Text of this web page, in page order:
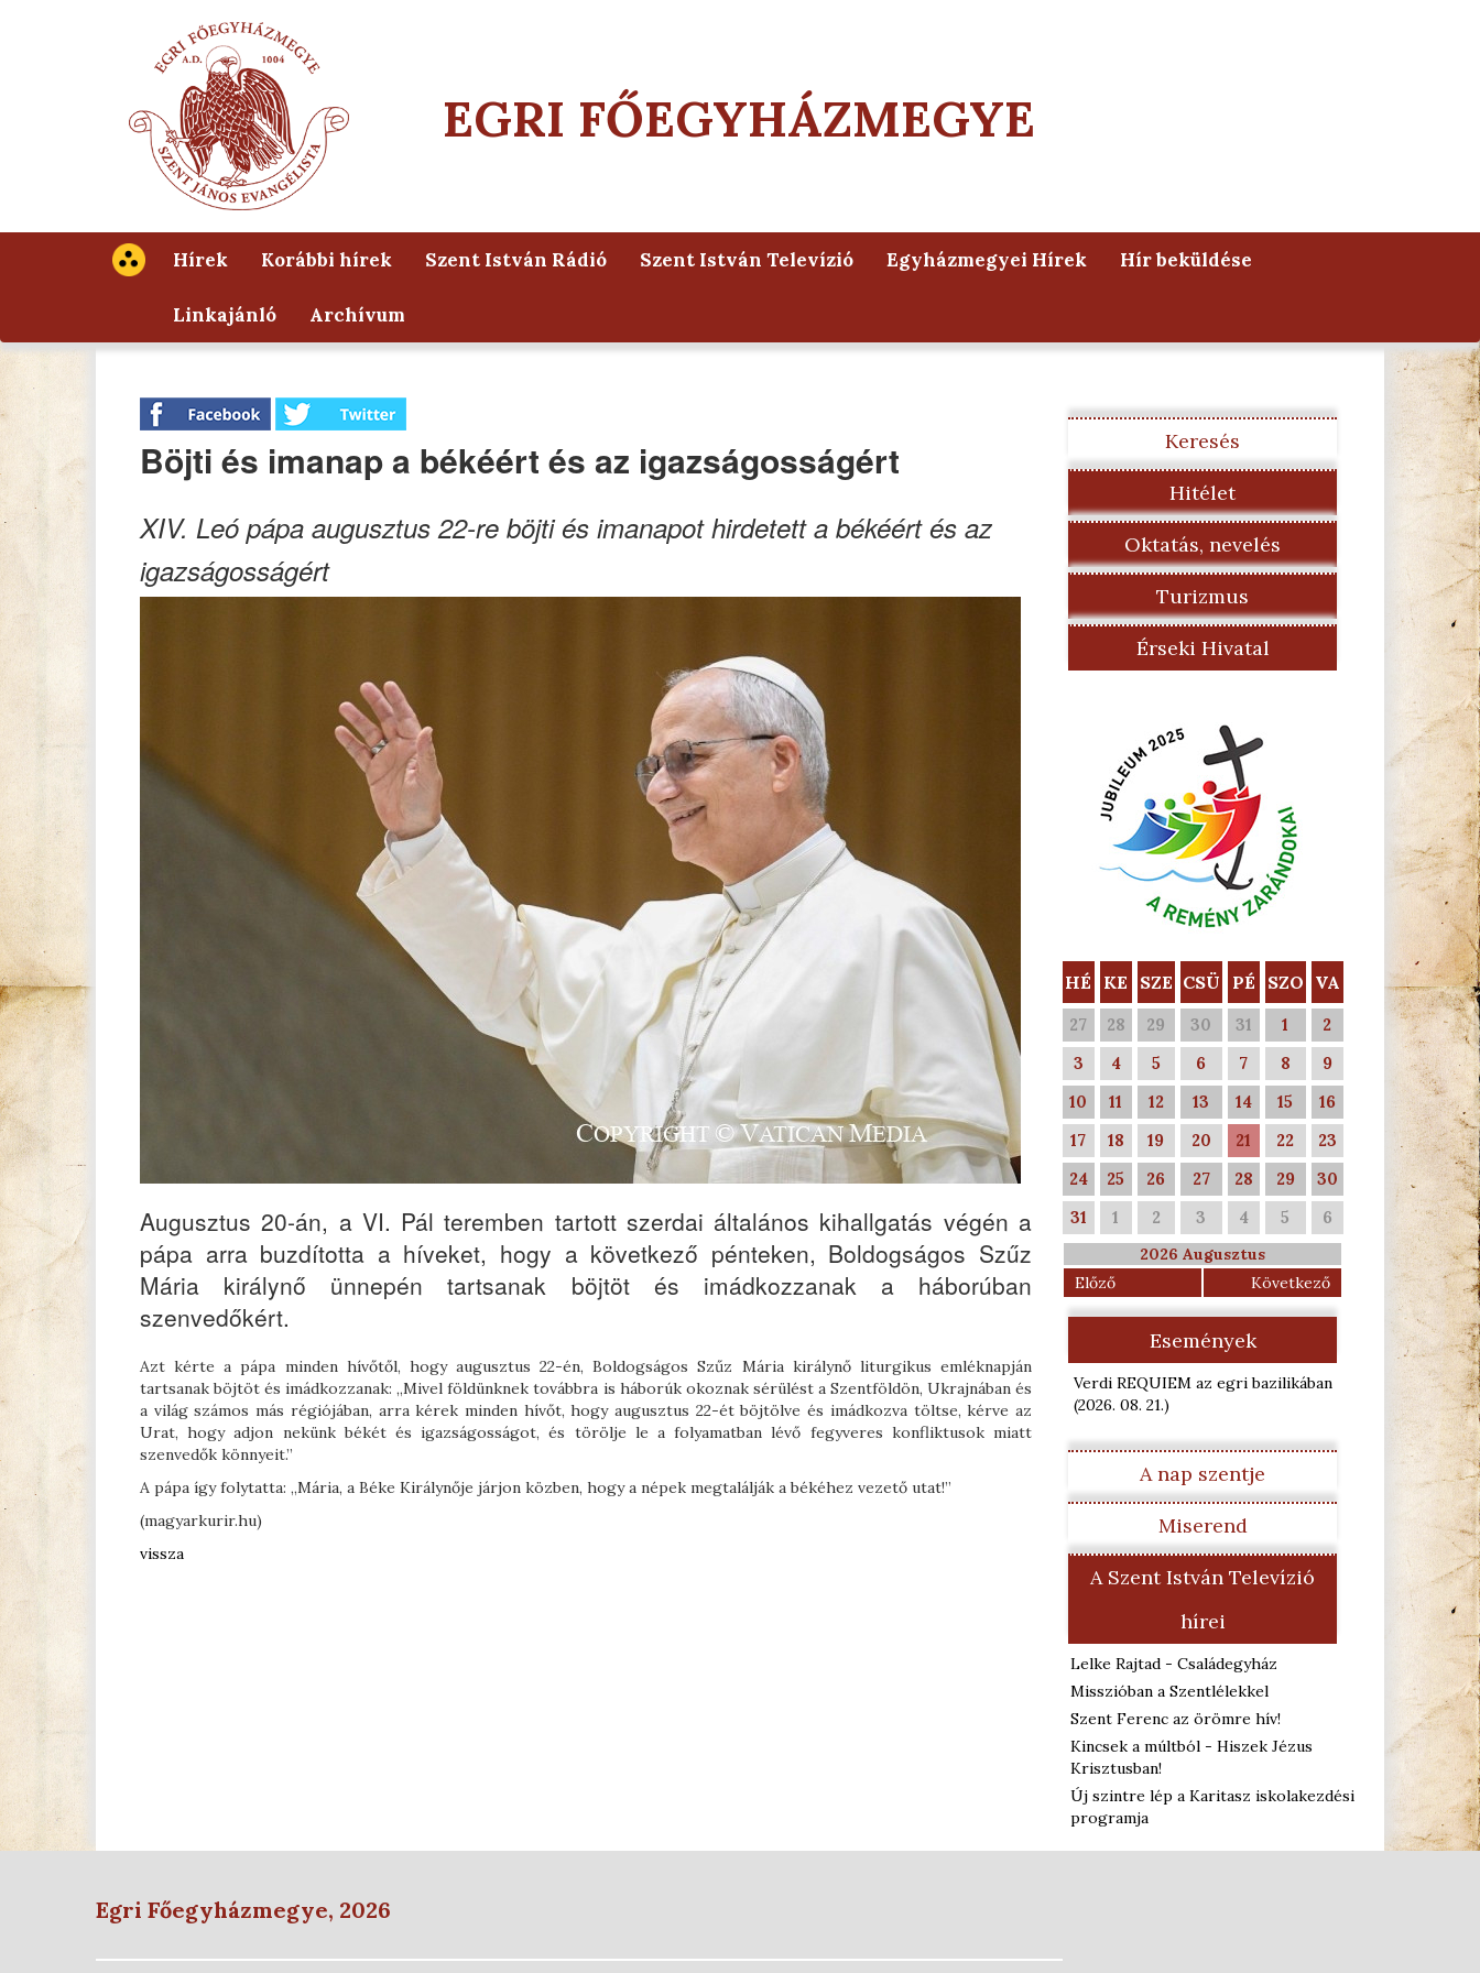
EGRI FŐEGYHÁZMEGYE
Hírek Korábbi hírek Szent István Rádió Szent István Televízió Egyházmegyei Hírek Hír beküldése
Linkajánló Archívum
Böjti és imanap a békéért és az igazságosságért
XIV. Leó pápa augusztus 22-re böjti és imanapot hirdetett a békéért és az
igazságosságért
Augusztus 20-án, a VI. Pál teremben tartott szerdai általános kihallgatás végén a
pápa arra buzdította a híveket, hogy a következő pénteken, Boldogságos Szűz
Mária királynő ünnepén tartsanak böjtöt és imádkozzanak a háborúban
szenvedőkért.
Azt kérte a pápa minden hívőtől, hogy augusztus 22-én, Boldogságos Szűz Mária királynő liturgikus emléknapján
tartsanak böjtöt és imádkozzanak: „Mivel földünknek továbbra is háborúk okoznak sérülést a Szentföldön, Ukrajnában és
a világ számos más régiójában, arra kérek minden hívőt, hogy augusztus 22-ét böjtölve és imádkozva töltse, kérve az
Urat, hogy adjon nekünk békét és igazságosságot, és törölje le a folyamatban lévő fegyveres konfliktusok miatt
szenvedők könnyeit.”
A pápa így folytatta: „Mária, a Béke Királynője járjon közben, hogy a népek megtalálják a békéhez vezető utat!”
(magyarkurir.hu)
vissza
Keresés
Hitélet
Oktatás, nevelés
Turizmus
Érseki Hivatal
HÉ KE SZE CSÜ PÉ SZO VA
27 28 29 30 31 1
2
3
4 5 6 7 8
9
10
11 12 13 14 15
16
17
18 19 20 21 22
23
24
25 26 27 28 29
30
31
1 2 3 4 5 6
2026 Augusztus
Előző
Következő
Események
Verdi REQUIEM az egri bazilikában
(2026. 08. 21.)
A nap szentje
Miserend
A Szent István Televízió
hírei
Lelke Rajtad - Családegyház
Misszióban a Szentlélekkel
Szent Ferenc az örömre hív!
Kincsek a múltból - Hiszek Jézus
Krisztusban!
Új szintre lép a Karitasz iskolakezdési
programja
Egri Főegyházmegye, 2026